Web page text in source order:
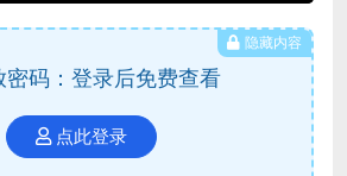
隐藏内容
密码：登录后免费查看
点此登录